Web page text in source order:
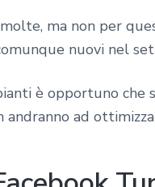
ma non per
nuovi nel
è opportuno
ad